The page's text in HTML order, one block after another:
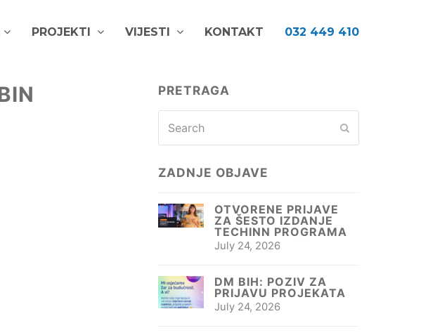
PROJEKTI VIJESTI KONTAKT 032 449 410
PRETRAGA
ZADNJE OBJAVE
OTVORENE PRIJAVE
ZA ŠESTO IZDANJE
TECHINN PROGRAMA
July 24, 2026
DM BIH: POZIV ZA
PRIJAVU PROJEKATA
July 24, 2026